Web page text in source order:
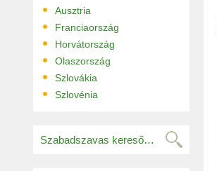
• Ausztria
• Franciaország
• Horvátország
• Olaszország
• Szlovákia
• Szlovénia